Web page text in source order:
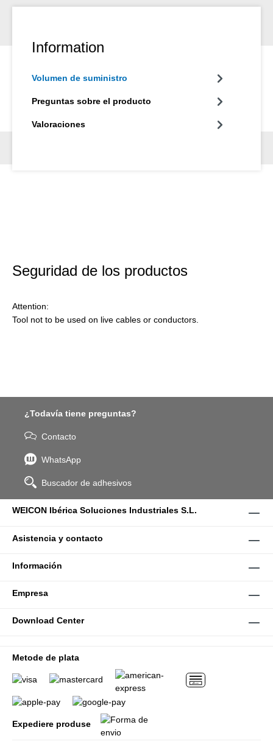
Information
Volumen de suministro
Preguntas sobre el producto
Valoraciones
Seguridad de los productos
Attention:
Tool not to be used on live cables or conductors.
¿Todavía tiene preguntas?
Contacto
WhatsApp
Buscador de adhesivos
WEICON Ibérica Soluciones Industriales S.L.
Asistencia y contacto
Información
Empresa
Download Center
Metode de plata
Expediere produse